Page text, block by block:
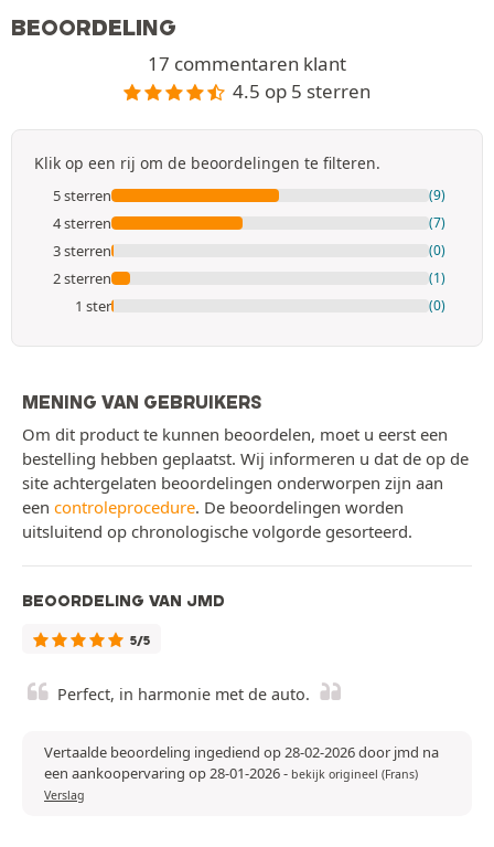
BEOORDELING
17 commentaren klant
4.5 op 5 sterren
Klik op een rij om de beoordelingen te filteren.
5 sterren (9)
4 sterren (7)
3 sterren (0)
2 sterren (1)
1 ster (0)
MENING VAN GEBRUIKERS
Om dit product te kunnen beoordelen, moet u eerst een
bestelling hebben geplaatst. Wij informeren u dat de op de
site achtergelaten beoordelingen onderworpen zijn aan
een controleprocedure. De beoordelingen worden
uitsluitend op chronologische volgorde gesorteerd.
BEOORDELING VAN JMD
5/5
Perfect, in harmonie met de auto.
Vertaalde beoordeling ingediend op 28-02-2026 door jmd na
een aankoopervaring op 28-01-2026- bekijk origineel (Frans)
Verslag